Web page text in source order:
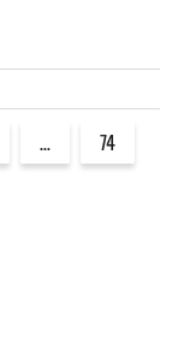
…
74